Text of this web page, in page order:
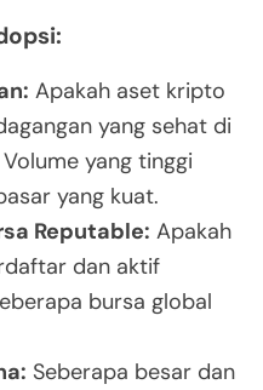
Apakah aset kripto
yang sehat di
yang tinggi
yang kuat.
Reputable: Apakah
dan aktif
bursa global
Seberapa besar dan